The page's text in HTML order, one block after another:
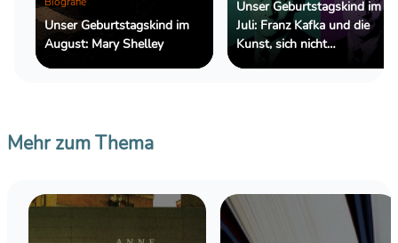
Unser Geburtstagskind im
August: Mary Shelley
Unser Geburtstagskind im
Juli: Franz Kafka und die
Kunst, sich nicht
zurechtzufinden
Mehr zum Thema